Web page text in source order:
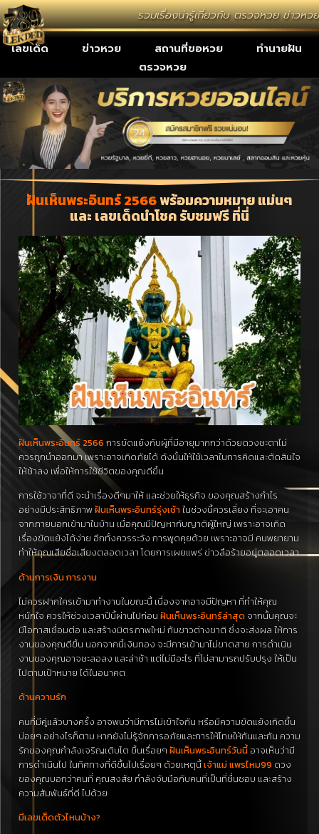
รวมเรื่องน่ารู้เกี่ยวกับ ตรวจหวย ข่าวหวย
เลขเด็ด ข่าวหวย สถานที่ขอหวย
ทำนายฝัน
ตรวจหวย
ฝันเห็นพระอินทร์ 2566พร้อมความหมาย แม่นๆ
และ เลขเด็ดนำโชค รับชมฟรี ที่นี่
ฝันเห็นพระอินทร์ 2566 การขัดแย้งกับผู้ที่มีอายุมากกว่าด้วยดวงชะตาไม่
ควรถูกนำออกมา เพราะอาจเกิดภัยได้ ดังนั้นให้ใช้เวลาในการคิดและตัดสินใจ
ให้ช้าลง เพื่อให้การใช้ชีวิตของคุณดีขึ้น
การใช้วาจาที่ดี จะนำเรื่องดีๆมาให้ และช่วยให้ธุรกิจ ของคุณสร้างกำไร
อย่างมีประสิทธิภาพฝันเห็นพระอินทร์รุ่งเช้าในช่วงนี้ควรเลี่ยง ที่จะเอาคน
จากภายนอกเข้ามาในบ้าน เมื่อคุณมีปัญหากับญาติผู้ใหญ่ เพราะอาจเกิด
เรื่องขัดแย้งได้ง่าย อีกทั้งควรระวัง การพูดคุยด้วย เพราะอาจมี คนพยายาม
ทำให้คุณเสียชื่อเสียงตลอดเวลา โดยการเผยแพร่ ข่าวลือร้ายอยู่ตลอดเวลา
ด้านการเงิน การงาน
ไม่ควรฝากใครเข้ามาทำงานในขณะนี้ เนื่องจากอาจมีปัญหา ที่ทำให้คุณ
หนักใจ ควรให้ช่วงเวลาปีนี้ผ่านไปก่อน ฝันเห็นพระอินทร์ล่าสุด จากนั้นคุณจะ
มีโอกาสเชื่อมต่อ และสร้างมิตรภาพใหม่ กับชาวต่างชาติ ซึ่งจะส่งผล ให้การ
งานของคุณดีขึ้น นอกจากนี้เงินทอง จะมีการเข้ามาไม่ขาดสาย การดำเนิน
งานของคุณอาจชะลอลง และล่าช้า แต่ไม่มีอะไร ที่ไม่สามารถปรับปรุง ให้เป็น
ไปตามเป้าหมาย ได้ในอนาคต
ด้านความรัก
คนที่มีคู่แล้วบางครั้ง อาจพบว่ามีการไม่เข้าใจกัน หรือมีความขัดแย้งเกิดขึ้น
บ่อยๆ อย่างไรก็ตาม หากยังไม่รู้จักการอภัยและการให้โทษให้กันและกัน ความ
รักของคุณกำลังเจริญเติบโต ขึ้นเรื่อยๆ ฝันเห็นพระอินทร์วันนี้ อาจเห็นว่ามี
การดำเนินไป ในทิศทางที่ดีขึ้นไปเรื่อยๆ ด้วยเหตุนี้เจ้าแม่ แพรไหม99 ดวง
ของคุณบอกว่าคนที่ คุณสงสัย กำลังจับมือกับคนที่เป็นที่ชื่นชอบ และสร้าง
ความสัมพันธ์ที่ดี ไปด้วย
มีเลขเด็ดตัวไหนบ้าง?